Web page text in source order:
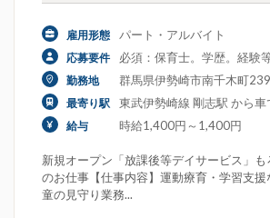
雇用形態 パート・アルバイト
応募要件 必須：保育士。学歴。経験等
勤務地 群馬県伊勢崎市南千木町
最寄り駅 東武伊勢崎線 剛志駅 から車
給与 時給1,400円～1,400円
新規オープン「放課後等デイサービス」
のお仕事【仕事内容】運動療育・学習支援
童の見守り業務...